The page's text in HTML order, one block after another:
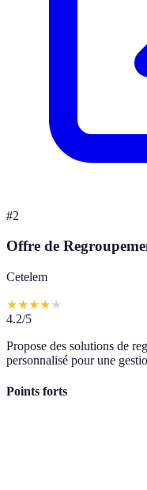
#2
Offre de
Cetelem
★★★★★
4.2/5
Propose des solutions de
personnalisé pour une
Points forts